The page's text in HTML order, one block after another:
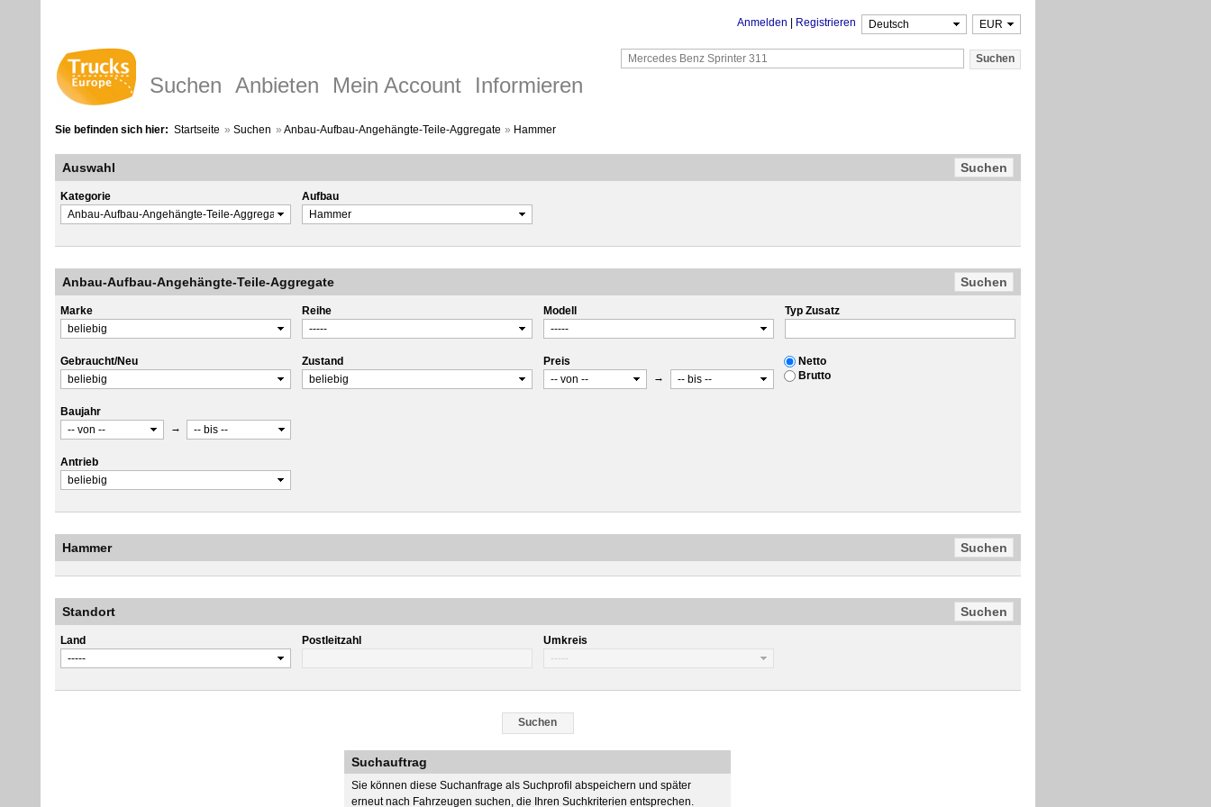
Anmelden Registrieren
Suchen Anbieten Mein Account Informieren
Sie befinden sich hier: Startseite » Suchen » Anbau-Aufbau-Angehängte-Teile-Aggregate » Hammer
Auswahl
Kategorie Aufbau
Anbau-Aufbau-Angehängte-Teile-Aggregate
Marke Reihe Modell Typ Zusatz
Gebraucht/Neu Zustand
Preis
→
Netto
Brutto
Baujahr
→
Antrieb
Hammer
Standort
Land Postleitzahl Umkreis
Suchauftrag
Sie können diese Suchanfrage als Suchprofil abspeichern und später
erneut nach Fahrzeugen suchen, die Ihren Suchkriterien entsprechen.